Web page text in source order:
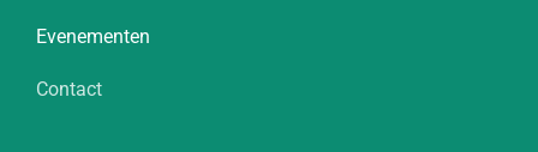
Evenementen
Contact